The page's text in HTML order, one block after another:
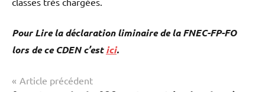
Pour Lire la déclaration liminaire de la FNEC-FP-FO
lors de ce CDEN c’estici.
Navigation
Article précédent